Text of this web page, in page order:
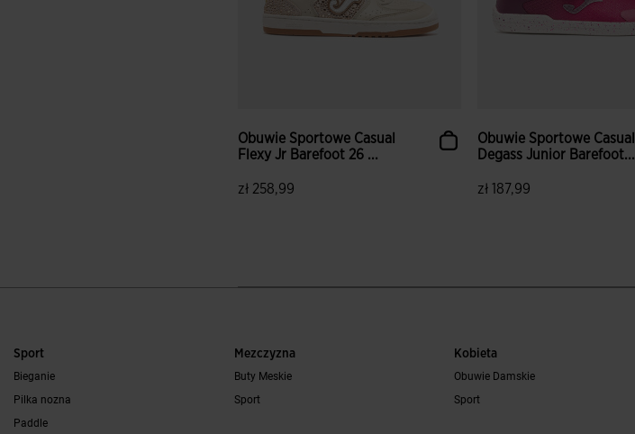
Obuwie Sportowe Casual
Flexy Jr Barefoot 26 ...
zł 258,99
Obuwie Sportowe Casual
Degass Junior Barefoot...
zł 187,99
Sport
Bieganie
Pilka nozna
Paddle
Mezczyzna
Buty Meskie
Sport
Kobieta
Obuwie Damskie
Sport